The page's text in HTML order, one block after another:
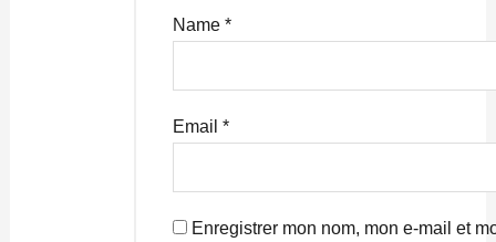
Name*
Email*
Enregistrer mon nom, mon e-mail et